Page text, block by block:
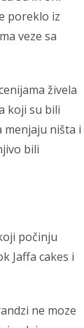
poreklo iz
veze sa
živela
koji su bili
ništa i
bili
počinju
Jaffa cakes i
ne moze